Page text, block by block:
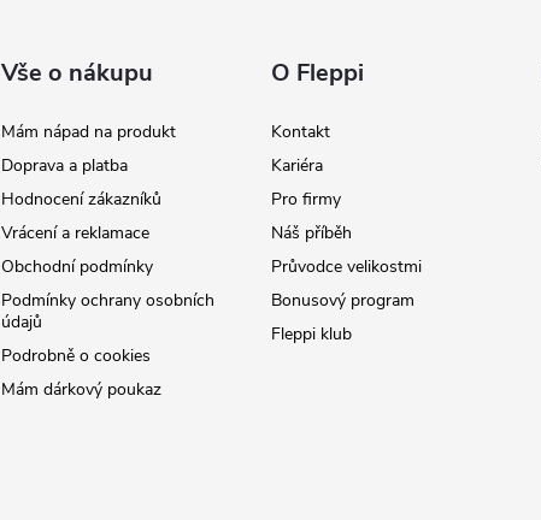
Vše o nákupu
Mám nápad na produkt
Doprava a platba
Hodnocení zákazníků
Vrácení a reklamace
Obchodní podmínky
Podmínky ochrany osobních
údajů
Podrobně o cookies
Mám dárkový poukaz
O Fleppi
Kontakt
Kariéra
Pro firmy
Náš příběh
Průvodce velikostmi
Bonusový program
Fleppi klub